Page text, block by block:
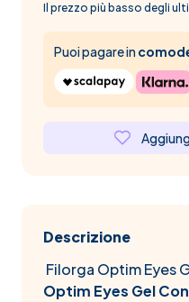
Il prezzo più basso degli
Puoi pagare in
Descrizione
Filorga Optim Eyes
Optim Eyes Gel